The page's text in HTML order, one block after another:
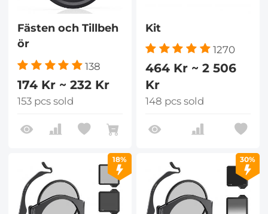
Fästen och Tillbeh
ör
138
174 Kr ~ 232 Kr
153 pcs sold
Kit
1270
464 Kr ~ 2 506
Kr
148 pcs sold
18% 30%